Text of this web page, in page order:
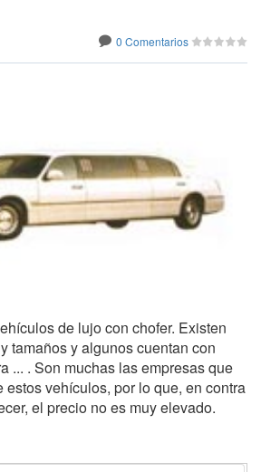
0 Comentarios
de lujo con chofer. Existen
tamaños y algunos cuentan con
... . Son muchas las empresas que
vehículos, por lo que, en contra
el precio no es muy elevado.